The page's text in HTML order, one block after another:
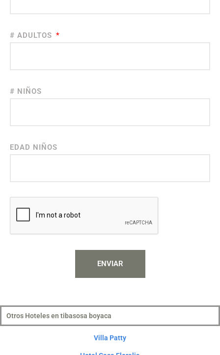
# ADULTOS
# NIÑOS
EDAD NIÑOS
ENVIAR
Otros Hoteles en tibasosa boyaca
Villa Patty